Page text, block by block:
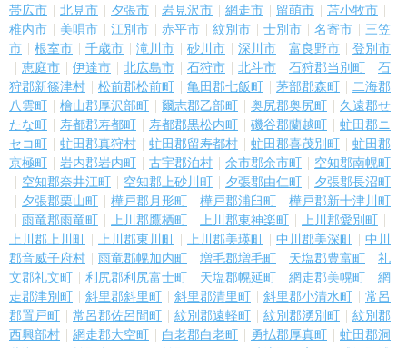
帯広市
北見市 夕張市 岩見沢市 網走市 留萌市
苫小牧市
稚内市
美唄市 江別市 赤平市 紋別市 士別市 名寄市
三笠
市
根室市 千歳市 滝川市 砂川市 深川市 富良野市
登別市
恵庭市
伊達市 北広島市 石狩市 北斗市 石狩郡当別町
石
狩郡新篠津村
松前郡松前町 亀田郡七飯町 茅部郡森町
二海郡
八雲町
檜山郡厚沢部町 爾志郡乙部町 奥尻郡奥尻町
久遠郡せ
たな町
寿都郡寿都町 寿都郡黒松内町 磯谷郡蘭越町
虻田郡ニ
セコ町
虻田郡真狩村 虻田郡留寿都村 虻田郡喜茂別町
虻田郡
京極町
岩内郡岩内町 古宇郡泊村 余市郡余市町
空知郡南幌町
空知郡奈井江町
空知郡上砂川町 夕張郡由仁町
夕張郡長沼町
夕張郡栗山町
樺戸郡月形町 樺戸郡浦臼町
樺戸郡新十津川町
雨竜郡雨竜町
上川郡鷹栖町 上川郡東神楽町
上川郡愛別町
上川郡上川町
上川郡東川町 上川郡美瑛町 中川郡美深町
中川
郡音威子府村
雨竜郡幌加内町 増毛郡増毛町 天塩郡豊富町
礼
文郡礼文町
利尻郡利尻富士町 天塩郡幌延町 網走郡美幌町
網
走郡津別町
斜里郡斜里町 斜里郡清里町 斜里郡小清水町
常呂
郡置戸町
常呂郡佐呂間町 紋別郡遠軽町 紋別郡湧別町
紋別郡
西興部村
網走郡大空町 白老郡白老町 勇払郡厚真町
虻田郡洞